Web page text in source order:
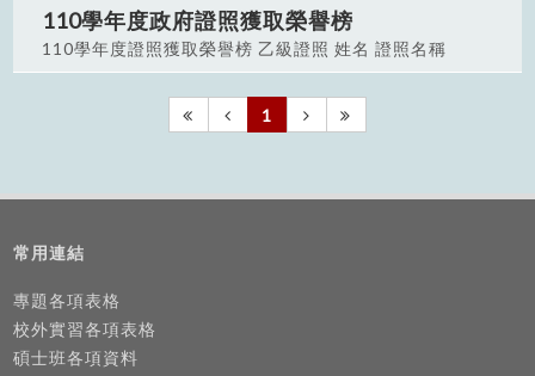
蕭志龍 中華民國技術士 室內配線（屋內線路裝修）
張祐嘉 中華民國技術士 室內配線（屋內線路裝修）
丙級證照 姓名 證照級別 顧嘉元
中華民國技術士 工業配線 柯君翰 中華民國技術士
中華民國技術士 工業電子 吳旻峻 中華民國技術士
中華民國技術士 升降機裝修 廖家鴻 中華民國技術
士 室內配線（屋內線路裝修） 陳繹善 中華民國技
術士 室內配線（屋內線路裝修）
110學年度政府證照獲取榮譽榜
110學年度證照獲取榮譽榜 乙級證照 姓名 證照名稱
王葳儒 中華民國技術士 太陽光電設置 游翔任 中華
民國技術士 汽車修護 李威陞 中華民國技術士 汽車
修護 白丞濤 中華民國技術士 室內配線（屋內線路
線路裝修） 洪睿謙 中華民國技術士 室內配線（屋
（屋內線路裝修） 謝克彬 中華民國技術士 室內配
配線（屋內線路裝修） 李慶祺 中華民國技術士 電
力電子 林育澤 中華民國技術士 數位電子
丙級證照 姓名 證照名
1
常用連結
專題各項表格
校外實習各項表格
碩士班各項資料